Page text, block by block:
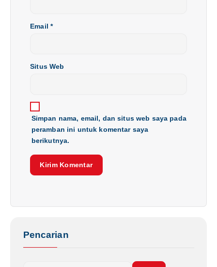
Email *
Situs Web
Simpan nama, email, dan situs web saya pada
peramban ini untuk komentar saya
berikutnya.
Pencarian